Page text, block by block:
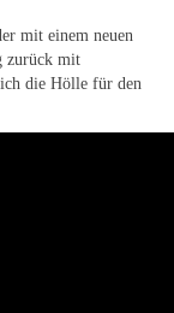
mit einem neuen
zurück mit
die Hölle für den